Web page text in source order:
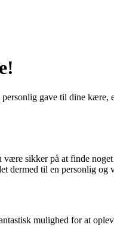
gave til dine kære,
sikker på at finde
dermed til en personlig og
mulighed for at